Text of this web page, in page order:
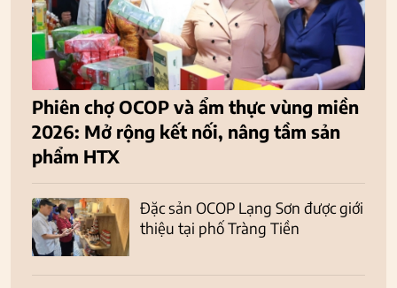
Phiên chợ OCOP và ẩm thực vùng miền
2026: Mở rộng kết nối, nâng tầm sản
phẩm HTX
Đặc sản OCOP Lạng Sơn được giới
thiệu tại phố Tràng Tiền